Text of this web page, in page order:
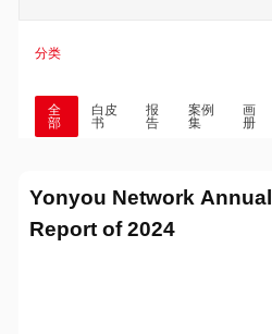
分类
全
部
白皮
书
报
告
案例
集
画
册
Yonyou Network Annual
Report of 2024